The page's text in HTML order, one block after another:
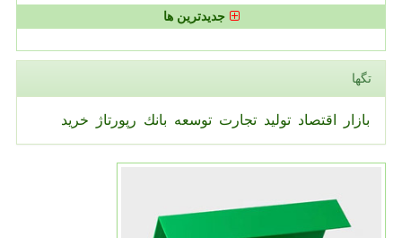
جدیدترین ها
تگها
بازار اقتصاد تولید تجارت توسعه بانك رپورتاژ خرید